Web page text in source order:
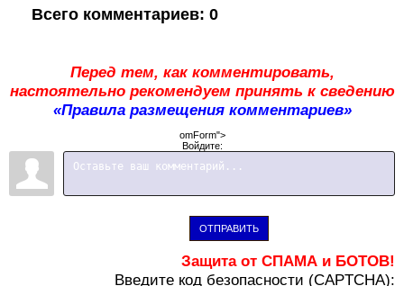
Всего комментариев: 0
Перед тем, как комментировать,
настоятельно рекомендуем принять к сведению
«Правила размещения комментариев»
omForm">
Войдите:
ОТПРАВИТЬ
Защита от СПАМА и БОТОВ!
Введите код безопасности (CAPTCHA):